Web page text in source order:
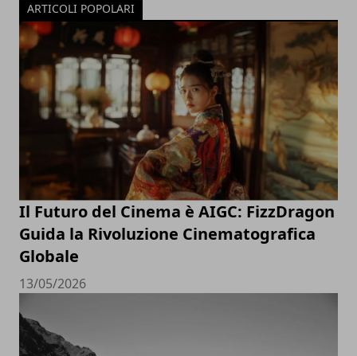
ARTICOLI POPOLARI
Il Futuro del Cinema è AIGC: FizzDragon
Guida la Rivoluzione Cinematografica
Globale
13/05/2026